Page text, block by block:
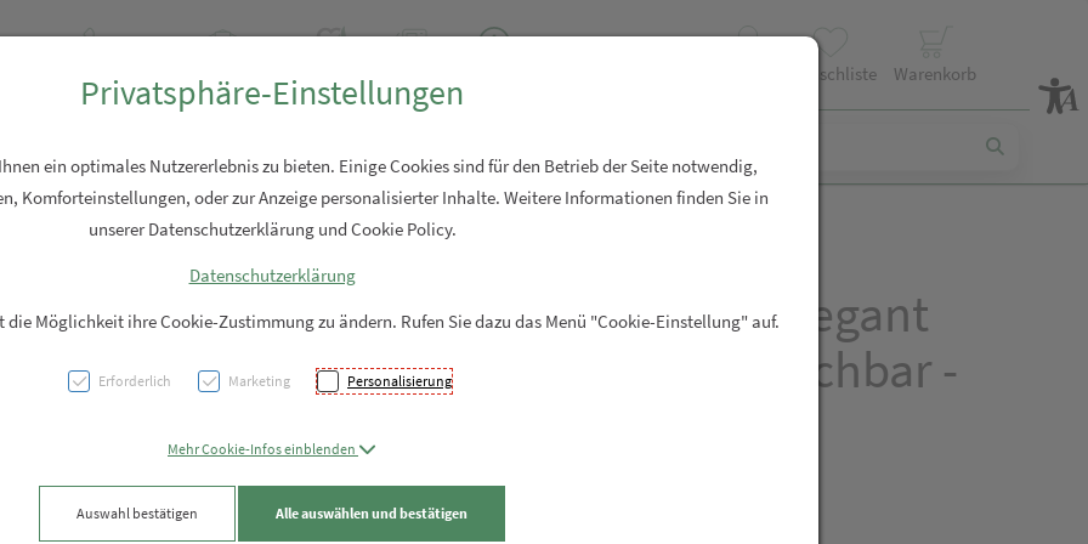
Wunschliste Warenkorb
Bio Periodenslip Elegant
Masmi Reuse - Waschbar -
Privatsphäre-Einstellungen
ein optimales Nutzererlebnis zu bieten. Einige Cookies sind für den Betrieb der Seite notwendig,
Komforteinstellungen, oder zur Anzeige personalisierter Inhalte. Weitere Informationen finden Sie in
unserer Datenschutzerklärung und Cookie Policy.
Datenschutzerklärung
die Möglichkeit ihre Cookie-Zustimmung zu ändern. Rufen Sie dazu das Menü "Cookie-Einstellung" auf.
Erforderlich Marketing Personalisierung
Mehr Cookie-Infos einblenden
Auswahl bestätigen Alle auswählen und bestätigen